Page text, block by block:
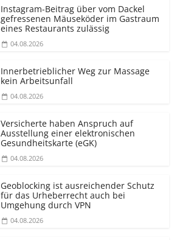
Instagram-Beitrag über vom Dackel
gefressenen Mäuseköder im Gastraum
eines Restaurants zulässig
04.08.2026
Innerbetrieblicher Weg zur Massage
kein Arbeitsunfall
04.08.2026
Versicherte haben Anspruch auf
Ausstellung einer elektronischen
Gesundheitskarte (eGK)
04.08.2026
Geoblocking ist ausreichender Schutz
für das Urheberrecht auch bei
Umgehung durch VPN
04.08.2026